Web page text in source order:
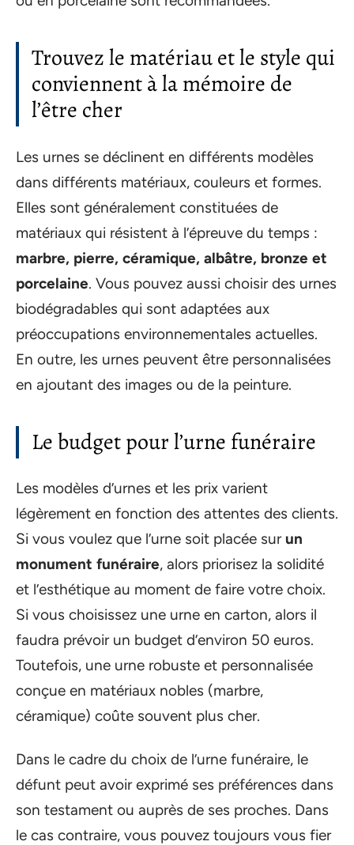
Trouvez le matériau et le style qui
conviennent à la mémoire de
l’être cher
Les urnes se déclinent en différents modèles
dans différents matériaux, couleurs et formes.
Elles sont généralement constituées de
matériaux qui résistent à l’épreuve du temps :
marbre, pierre, céramique, albâtre, bronze et
porcelaine. Vous pouvez aussi choisir des urnes
biodégradables qui sont adaptées aux
préoccupations environnementales actuelles.
En outre, les urnes peuvent être personnalisées
en ajoutant des images ou de la peinture.
Le budget pour l’urne funéraire
Les modèles d’urnes et les prix varient
légèrement en fonction des attentes des clients.
Si vous voulez que l’urne soit placée sur un
monument funéraire, alors priorisez la solidité
et l’esthétique au moment de faire votre choix.
Si vous choisissez une urne en carton, alors il
faudra prévoir un budget d’environ 50 euros.
Toutefois, une urne robuste et personnalisée
conçue en matériaux nobles (marbre,
céramique) coûte souvent plus cher.
Dans le cadre du choix de l’urne funéraire, le
défunt peut avoir exprimé ses préférences dans
son testament ou auprès de ses proches. Dans
le cas contraire, vous pouvez toujours vous fier